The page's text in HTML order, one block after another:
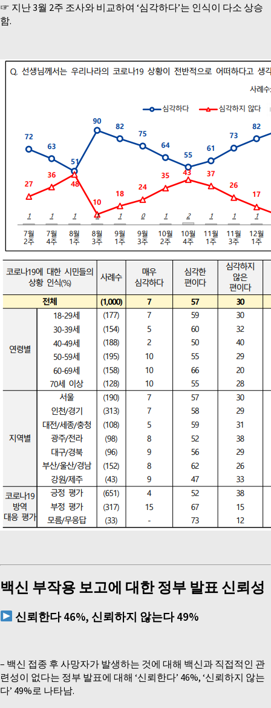
☞ 지난 3월 2주 조사와 비교하여 ‘심각하다’는 인식이 다소 상승
함.
백신 부작용 보고에 대한 정부 발표 신뢰성
신뢰한다46%, 신뢰하지 않는다49%
– 백신 접종 후 사망자가 발생하는 것에 대해 백신과 직접적인 관
련성이 없다는 정부 발표에 대해 ‘신뢰한다’ 46%, ‘신뢰하지 않는
다’ 49%로 나타남.